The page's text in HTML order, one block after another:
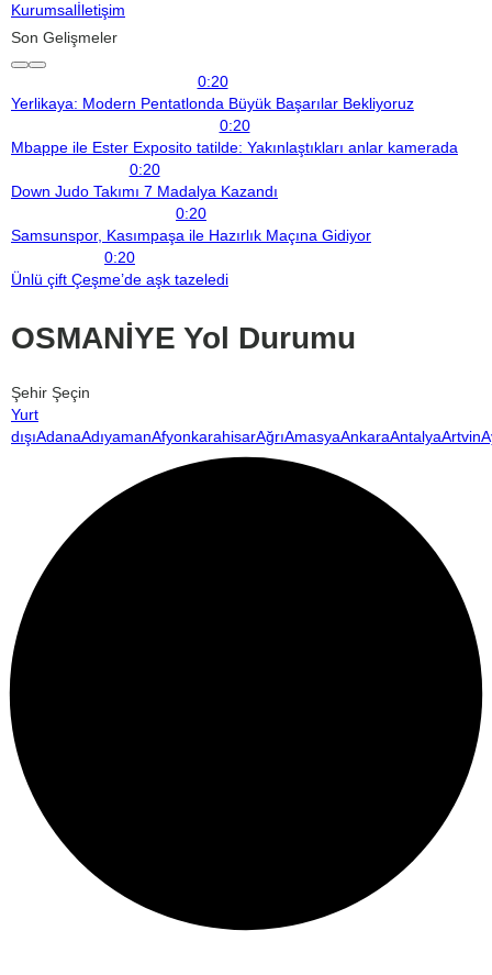
Kurumsalİletişim
Son Gelişmeler
0:20
Yerlikaya: Modern Pentatlonda Büyük Başarılar Bekliyoruz
0:20
Mbappe ile Ester Exposito tatilde: Yakınlaştıkları anlar kamerada
0:20
Down Judo Takımı 7 Madalya Kazandı
0:20
Samsunspor, Kasımpaşa ile Hazırlık Maçına Gidiyor
0:20
Ünlü çift Çeşme’de aşk tazeledi
OSMANİYE Yol Durumu
Şehir Şeçin
Yurt
dışıAdanaAdıyamanAfyonkarahisarAğrıAmasyaAnkaraAntalyaArtvin